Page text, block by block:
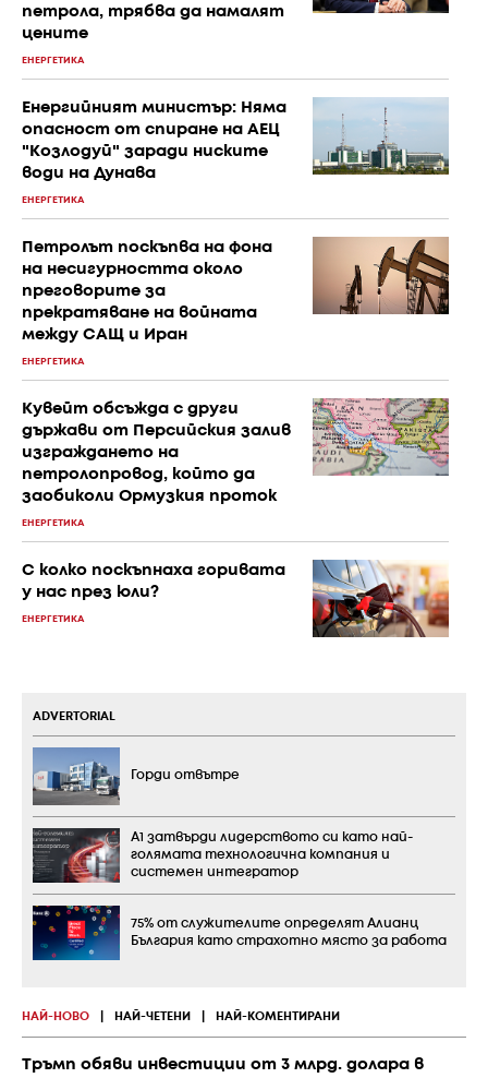
петрола, трябва да намалят
цените
ЕНЕРГЕТИКА
Енергийният министър: Няма
опасност от спиране на АЕЦ
"Козлодуй" заради ниските
води на Дунава
ЕНЕРГЕТИКА
Петролът поскъпва на фона
на несигурността около
преговорите за
прекратяване на войната
между САЩ и Иран
ЕНЕРГЕТИКА
Кувейт обсъжда с други
държави от Персийския залив
изграждането на
петролопровод, който да
заобиколи Ормузкия проток
ЕНЕРГЕТИКА
С колко поскъпнаха горивата
у нас през юли?
ЕНЕРГЕТИКА
НАЙ-НОВО НАЙ-ЧЕТЕНИ НАЙ-КОМЕНТИРАНИ
Тръмп обяви инвестиции от 3 млрд. долара в
ADVERTORIAL
Горди отвътре
А1 затвърди лидерството си като най-
голямата технологична компания и
системен интегратор
75% от служителите определят Алианц
България като страхотно място за работа